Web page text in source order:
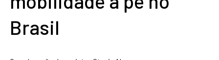
Brasil